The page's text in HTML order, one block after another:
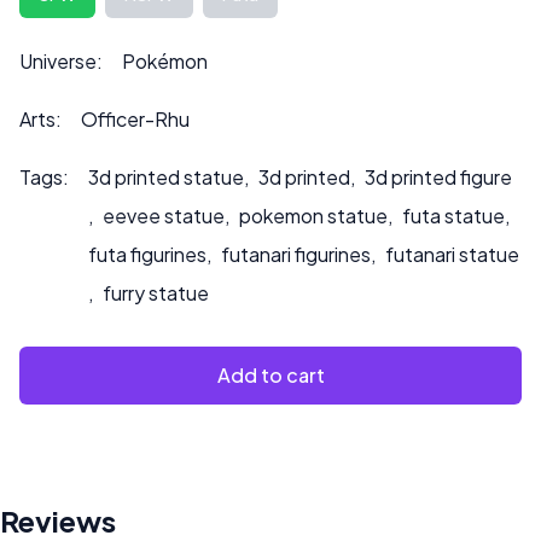
auch auf den Preis auswirken kann.
Bitte kontaktieren Sie uns unter ***
oder wenn Sie möchten, dass wir das Produkt bemalen.
Universe: Pokémon
Arts: Officer-Rhu
Tags: 3d printed statue, 3d printed, 3d printed figure
, eevee statue, pokemon statue, futa statue,
futa figurines, futanari figurines, futanari statue
, furry statue
Add to cart
Reviews